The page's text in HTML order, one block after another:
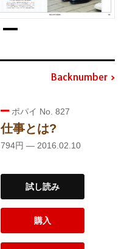
Backnumber
ポパイ No. 827
仕事とは?
794円 — 2016.02.10
試し読み
購入